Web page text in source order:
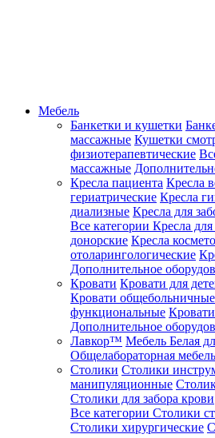
Мебель
Банкетки и кушетки
массажные Кушетки
физиотерапевтические
массажные
Кресла пациента Кресла
гериатрические Кресла
диализные Кресла для
Все категории Кресла
донорские Кресла
отоларингологические
Дополнительное
Кровати Кровати для
Кровати общебольничные
функциональные
Дополнительное
Лавкор™ Мебель Белая
Общелабораторная мебель
Столики Столики
манипуляционные
Столики для забора крови
Все категории Столики
Столики хирургические